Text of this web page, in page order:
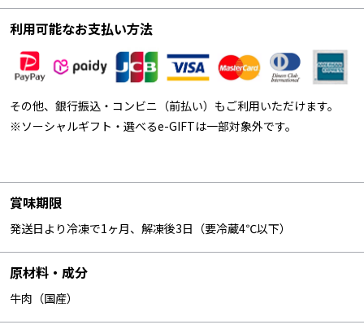
利用可能なお支払い方法
その他、銀行振込・コンビニ（前払い）もご利用いただけます。
※ソーシャルギフト・選べるe-GIFTは一部対象外です。
賞味期限
発送日より冷凍で1ヶ月、解凍後3日（要冷蔵4℃以下）
原材料・成分
牛肉（国産）